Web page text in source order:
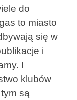
do
to miasto
się w
i
I
klubów
są